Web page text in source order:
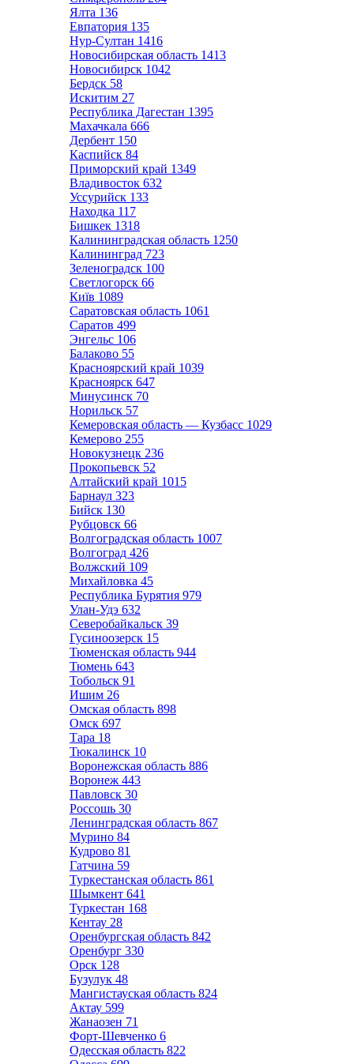
Ялта 136
Евпатория 135
Нур-Султан 1416
Новосибирская область 1413
Новосибирск 1042
Бердск 58
Искитим 27
Республика Дагестан 1395
Махачкала 666
Дербент 150
Каспийск 84
Приморский край 1349
Владивосток 632
Уссурийск 133
Находка 117
Бишкек 1318
Калининградская область 1250
Калининград 723
Зеленоградск 100
Светлогорск 66
Київ 1089
Саратовская область 1061
Саратов 499
Энгельс 106
Балаково 55
Красноярский край 1039
Красноярск 647
Минусинск 70
Норильск 57
Кемеровская область — Кузбасс 1029
Кемерово 255
Новокузнецк 236
Прокопьевск 52
Алтайский край 1015
Барнаул 323
Бийск 130
Рубцовск 66
Волгоградская область 1007
Волгоград 426
Волжский 109
Михайловка 45
Республика Бурятия 979
Улан-Удэ 632
Северобайкальск 39
Гусиноозерск 15
Тюменская область 944
Тюмень 643
Тобольск 91
Ишим 26
Омская область 898
Омск 697
Тара 18
Тюкалинск 10
Воронежская область 886
Воронеж 443
Павловск 30
Россошь 30
Ленинградская область 867
Мурино 84
Кудрово 81
Гатчина 59
Туркестанская область 861
Шымкент 641
Туркестан 168
Кентау 28
Оренбургская область 842
Оренбург 330
Орск 128
Бузулук 48
Мангистауская область 824
Актау 599
Жанаозен 71
Форт-Шевченко 6
Одесская область 822